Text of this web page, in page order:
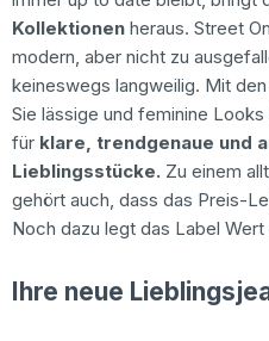
Kollektionen heraus. Street
modern, aber nicht zu
keineswegs langweilig. Mit
Sie lässige und feminine
für klare, trendgenaue und
Lieblingsstücke. Zu einem
gehört auch, dass das Preis-
Noch dazu legt das Label
Ihre neue